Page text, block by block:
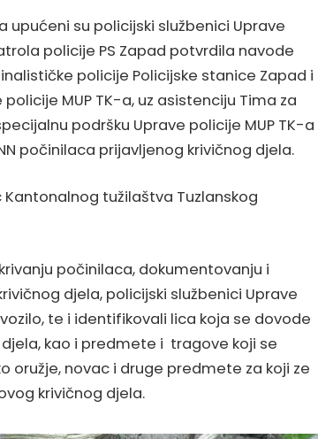
su policijski službenici Uprave
policije PS Zapad potvrdila navode
policije Policijske stanice Zapad i
MUP TK-a, uz asistenciju Tima za
podršku Uprave policije MUP TK-a
počinilaca prijavljenog krivičnog djela.
tužilaštva Tuzlanskog
počinilaca, dokumentovanju i
djela, policijski službenici Uprave
te i identifikovali lica koja se dovode
kao i predmete i tragove koji se
oružje, novac i druge predmete za koji ze
krivičnog djela.